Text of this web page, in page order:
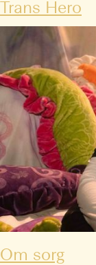
Trans Hero
Om sorg